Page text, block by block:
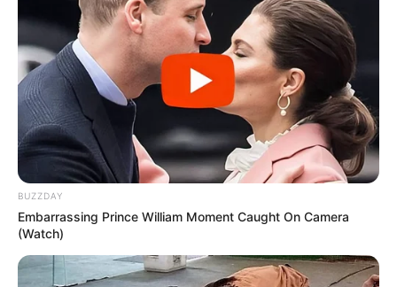
BUZZDAY
Embarrassing Prince William Moment Caught On Camera
(Watch)